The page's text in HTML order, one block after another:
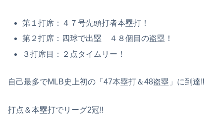
第１打席：４７号先頭打者本塁打！
第２打席：四球で出塁 ４８個目の盗塁！
３打席目：２点タイムリー！
自己最多でMLB史上初の「47本塁打＆48盗塁」に到達‼
打点＆本塁打でリーグ2冠‼